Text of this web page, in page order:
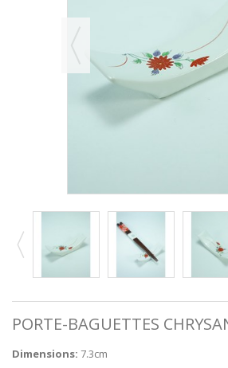
PORTE-BAGUETTES
Dimensions: 7.3cm